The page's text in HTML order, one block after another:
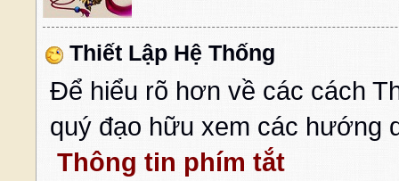
Thiết Lập Hệ Thống
Để hiểu rõ hơn về các cách
quý đạo hữu xem các hướng
Thông tin phím tắt